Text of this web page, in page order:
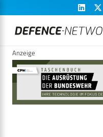
Anzeige